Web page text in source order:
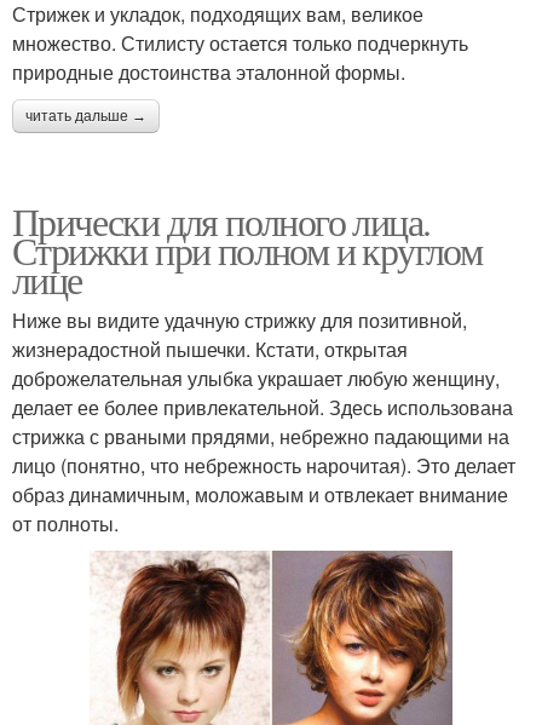
Стрижек и укладок, подходящих вам, великое
множество. Стилисту остается только подчеркнуть
природные достоинства эталонной формы.
читать дальше →
Прически для полного лица.
Стрижки при полном и круглом
лице
Ниже вы видите удачную стрижку для позитивной,
жизнерадостной пышечки. Кстати, открытая
доброжелательная улыбка украшает любую женщину,
делает ее более привлекательной. Здесь использована
стрижка с рваными прядями, небрежно падающими на
лицо (понятно, что небрежность нарочитая). Это делает
образ динамичным, моложавым и отвлекает внимание
от полноты.